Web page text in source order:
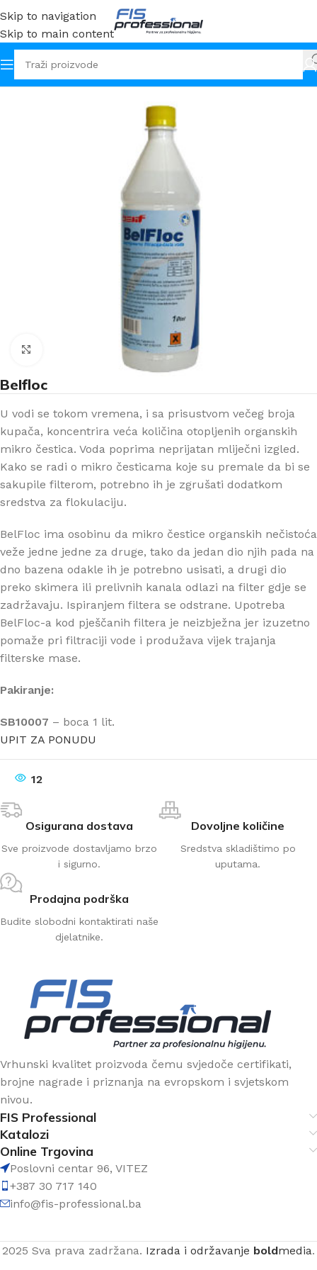
Skip to navigation
Skip to main content
Početna FIS Professional
Klikni za uvećanje
Belfloc
U vodi se tokom vremena, i sa prisustvom večeg broja
kupača, koncentrira veća količina otopljenih organskih
mikro čestica. Voda poprima neprijatan mliječni izgled.
Kako se radi o mikro česticama koje su premale da bi se
sakupile filterom, potrebno ih je zgrušati dodatkom
sredstva za flokulaciju.
BelFloc ima osobinu da mikro čestice organskih nečistoća
veže jedne jedne za druge, tako da jedan dio njih pada na
dno bazena odakle ih je potrebno usisati, a drugi dio
preko skimera ili prelivnih kanala odlazi na filter gdje se
zadržavaju. Ispiranjem filtera se odstrane. Upotreba
BelFloc-a kod pješčanih filtera je neizbježna jer izuzetno
pomaže pri filtraciji vode i produžava vijek trajanja
filterske mase.
Pakiranje:
SB10007 – boca 1 lit.
UPIT ZA PONUDU
12
Osigurana dostava
Sve proizvode dostavljamo brzo
i sigurno.
Dovoljne količine
Sredstva skladištimo po
uputama.
Prodajna podrška
Budite slobodni kontaktirati naše
djelatnike.
Vrhunski kvalitet proizvoda čemu svjedoče certifikati,
brojne nagrade i priznanja na evropskom i svjetskom
nivou.
FIS Professional
Katalozi
Online Trgovina
Poslovni centar 96, VITEZ
+387 30 717 140
info@fis-professional.ba
2025 Sva prava zadržana. Izrada i održavanje boldmedia.